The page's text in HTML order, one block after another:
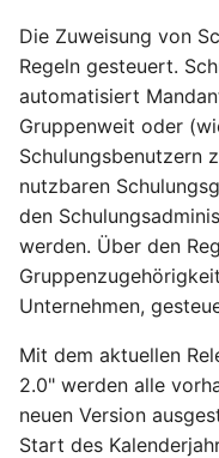
Die Zuweisung von
Regeln gesteuert.
automatisiert
Gruppenweit oder
Schulungsbenutzern
nutzbaren
den
werden. Über den
Unternehmen,
Mit dem aktuellen
2.0" werden alle
neuen Version
Start des